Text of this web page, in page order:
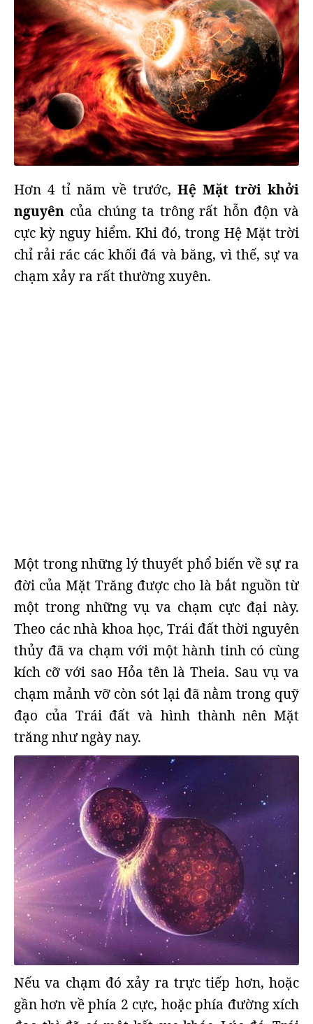
Hơn 4 tỉ năm về trước, Hệ Mặt trời khởi
nguyên của chúng ta trông rất hỗn độn và
cực kỳ nguy hiểm. Khi đó, trong Hệ Mặt trời
chỉ rải rác các khối đá và băng, vì thế, sự va
chạm xảy ra rất thường xuyên.
Một trong những lý thuyết phổ biến về sự ra
đời của Mặt Trăng được cho là bắt nguồn từ
một trong những vụ va chạm cực đại này.
Theo các nhà khoa học, Trái đất thời nguyên
thủy đã va chạm với một hành tinh có cùng
kích cỡ với sao Hỏa tên là Theia. Sau vụ va
chạm mảnh vỡ còn sót lại đã nằm trong quỹ
đạo của Trái đất và hình thành nên Mặt
trăng như ngày nay.
Nếu va chạm đó xảy ra trực tiếp hơn, hoặc
gần hơn về phía 2 cực, hoặc phía đường xích